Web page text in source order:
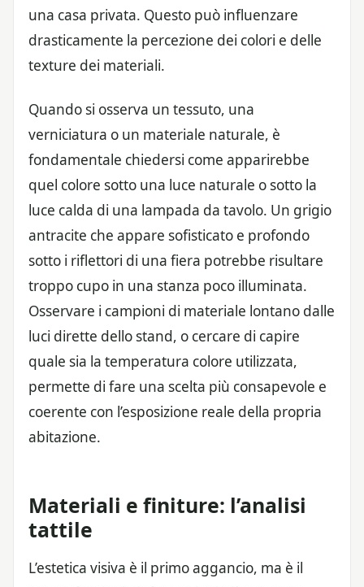
una casa privata. Questo può influenzare
drasticamente la percezione dei colori e delle
texture dei materiali.
Quando si osserva un tessuto, una
verniciatura o un materiale naturale, è
fondamentale chiedersi come apparirebbe
quel colore sotto una luce naturale o sotto la
luce calda di una lampada da tavolo. Un grigio
antracite che appare sofisticato e profondo
sotto i riflettori di una fiera potrebbe risultare
troppo cupo in una stanza poco illuminata.
Osservare i campioni di materiale lontano dalle
luci dirette dello stand, o cercare di capire
quale sia la temperatura colore utilizzata,
permette di fare una scelta più consapevole e
coerente con l’esposizione reale della propria
abitazione.
Materiali e finiture: l’analisi
tattile
L’estetica visiva è il primo aggancio, ma è il